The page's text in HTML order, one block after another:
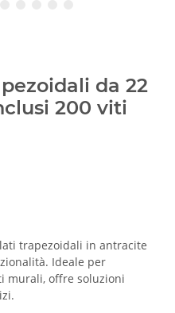
da 22
200 viti
trapezoidali in antracite
Ideale per
murali, offre soluzioni